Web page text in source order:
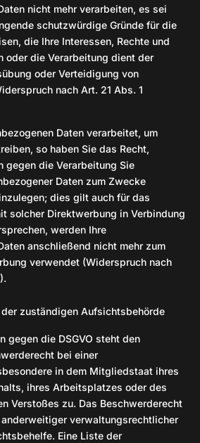
nicht mehr verarbeiten, es sei
schutzwürdige Gründe für die
die Ihre Interessen, Rechte und
oder die Verarbeitung dient der
oder Verteidigung von
nach Art. 21 Abs. 1
Daten verarbeitet, um
so haben Sie das Recht,
gegen die Verarbeitung Sie
Daten zum Zwecke
dies gilt auch für das
solcher Direktwerbung in Verbindung
werden Ihre
anschließend nicht mehr zum
verwendet (Widerspruch nach
zuständigen Aufsichtsbehörde
gegen die DSGVO steht den
bei einer
in dem Mitgliedstaat ihres
ihres Arbeitsplatzes oder des
Verstoßes zu. Das Beschwerderecht
verwaltungsrechtlicher
Eine Liste der